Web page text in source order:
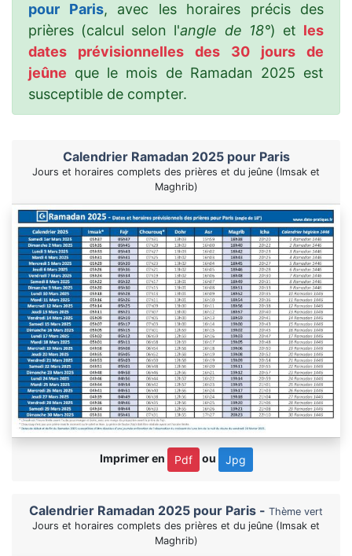
pour Paris, avec les horaires précis des
prières (calcul selon l'angle de 18°) et les
dates prévisionnelles des 30 jours de
jeûne que le mois de Ramadan 2025 est
susceptible de compter.
Calendrier Ramadan 2025 pour Paris
Jours et horaires complets des prières et du jeûne (Imsak et
Maghrib)
Imprimer en Pdf ou Jpg
Calendrier Ramadan 2025 pour Paris - Thème vert
Jours et horaires complets des prières et du jeûne (Imsak et
Maghrib)